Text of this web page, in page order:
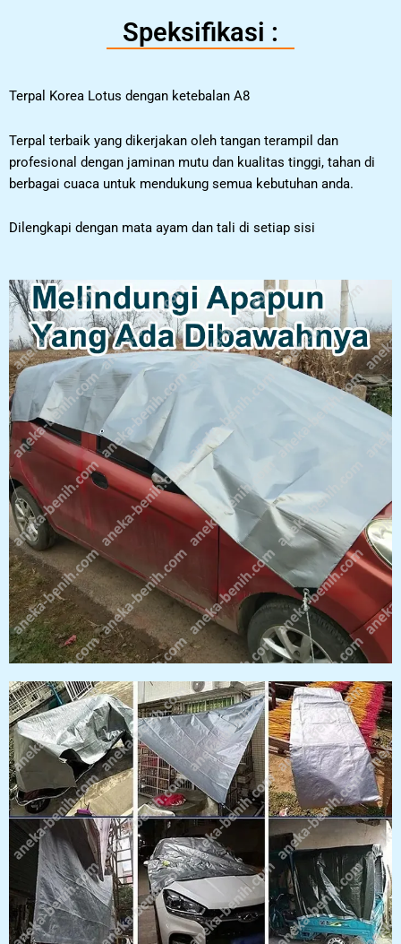
Speksifikasi :
Terpal Korea Lotus dengan ketebalan A8
Terpal terbaik yang dikerjakan oleh tangan terampil dan
profesional dengan jaminan mutu dan kualitas tinggi, tahan di
berbagai cuaca untuk mendukung semua kebutuhan anda.
Dilengkapi dengan mata ayam dan tali di setiap sisi